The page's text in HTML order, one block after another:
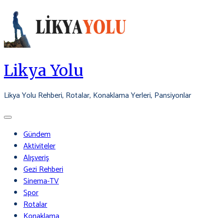
Skip
content
Likya Yolu
Likya Yolu Rehberi, Rotalar, Konaklama Yerleri, Pansiyonlar
Gündem
Aktiviteler
Alışveriş
Gezi Rehberi
Sinema-TV
Spor
Rotalar